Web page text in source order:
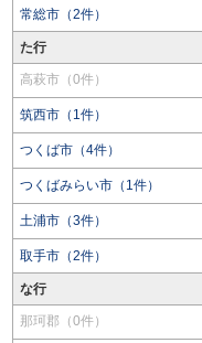
常総市（2件）
た行
高萩市（0件）
筑西市（1件）
つくば市（4件）
つくばみらい市（1件）
土浦市（3件）
取手市（2件）
な行
那珂郡（0件）